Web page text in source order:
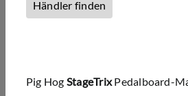
Händler finden
Pig Hog StageTrixPedalboard-